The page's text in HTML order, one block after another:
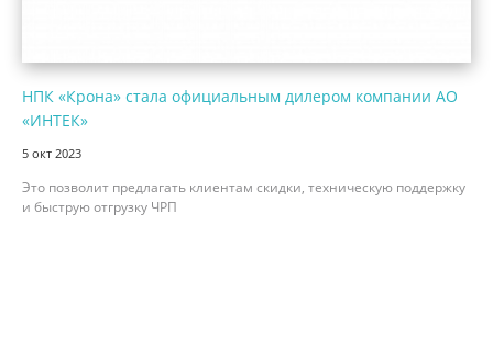
НПК «Крона» стала официальным дилером компании АО
«ИНТЕК»
5 окт 2023
Это позволит предлагать клиентам скидки, техническую поддержку
и быструю отгрузку ЧРП